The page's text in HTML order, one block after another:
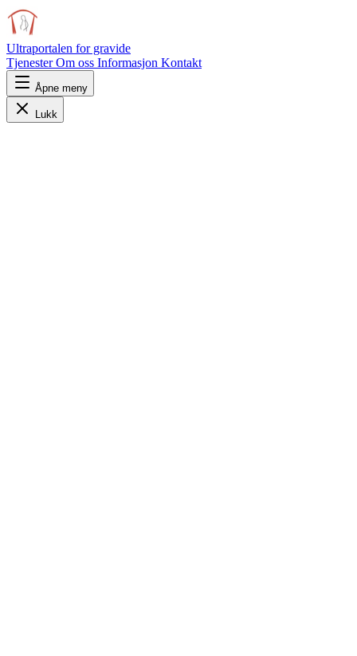
Ultraportalen for gravide
TjenesterOm oss Informasjon Kontakt
Åpne meny
Lukk